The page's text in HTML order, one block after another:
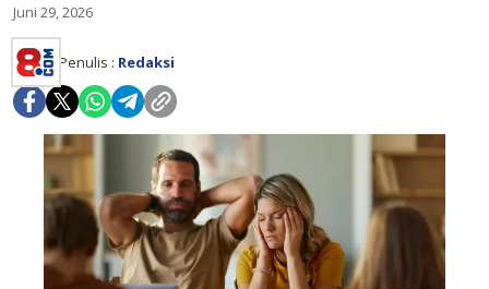
Juni 29, 2026
Penulis : Redaksi